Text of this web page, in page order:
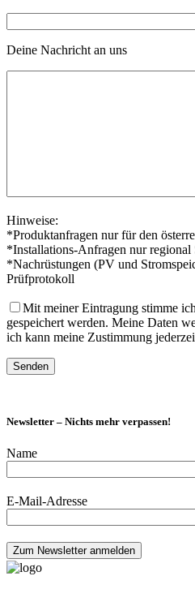
Deine Nachricht an uns
Hinweise:
*Produktanfragen nur für den
*Installations-Anfragen nur regional
*Nachrüstungen (PV und
Prüfprotokoll
Mit meiner Eintragung stimme
gespeichert werden. Meine Daten
ich kann meine Zustimmung
Newsletter – Nichts mehr verpassen!
Name
E-Mail-Adresse